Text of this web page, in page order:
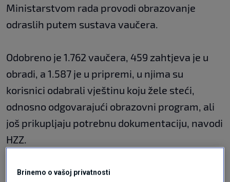
Ministarstvom rada provodi obrazovanje
odraslih putem sustava vaučera.
Odobreno je 1.762 vaučera, 459 zahtjeva je u
obradi, a 1.587 je u pripremi, u njima su
korisnici odabrali vještinu koju žele steći,
odnosno odgovarajući obrazovni program, ali
još prikupljaju potrebnu dokumentaciju, navodi
HZZ.
Iako je do konca godine preostalo pet mjeseci,
Brinemo o vašoj privatnosti